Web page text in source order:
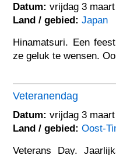
Datum: vrijdag 3
Land / gebied: Japan
Hinamatsuri. Een
ze geluk te wensen.
Veteranendag
Datum: vrijdag 3
Land / gebied: Oost-
Veterans Day.